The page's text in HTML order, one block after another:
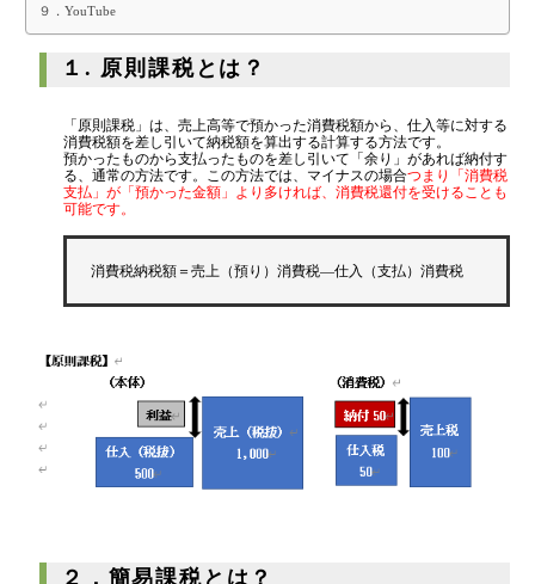
事務所案内
代表挨拶
神戸オフィス
大阪オフィス
スタッフプロフィール
採用情報
税金の豆知識
９．YouTube
１. 原則課税とは？
「原則課税」は、売上高等で預かった消費税額から、仕入等に対する
消費税額を差し引いて納税額を算出する計算する方法です。
預かったものから支払ったものを差し引いて「余り」があれば納付す
る、通常の方法です。この方法では、マイナスの場合つまり「消費税
支払」が「預かった金額」より多ければ、消費税還付を受けることも
可能です。
消費税納税額＝売上（預り）消費税―仕入（支払）消費税
２．簡易課税とは？